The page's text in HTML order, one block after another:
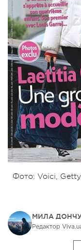
Фото: Voici,
МИЛА
Редактор